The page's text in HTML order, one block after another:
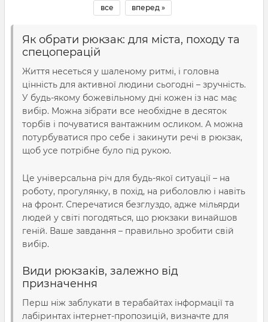
все вперед »
Як обрати рюкзак: для міста, походу та
спецоперацій
Життя несеться у шаленому ритмі, і головна
цінність для активної людини сьогодні – зручність.
У будь-якому божевільному дні кожен із нас має
вибір. Можна зібрати все необхідне в десяток
торбів і почуватися вантажним осликом. А можна
потурбуватися про себе і закинути речі в рюкзак,
щоб усе потрібне було під рукою.
Це універсальна річ для будь-якої ситуації – на
роботу, прогулянку, в похід, на риболовлю і навіть
на фронт. Сперечатися безглуздо, адже мільярди
людей у світі погодяться, що рюкзаки винайшов
геній. Ваше завдання – правильно зробити свій
вибір.
Види рюкзаків, залежно від
призначення
Перш ніж заблукати в терабайтах інформації та
лабіринтах інтернет-пропозицій, визначте для